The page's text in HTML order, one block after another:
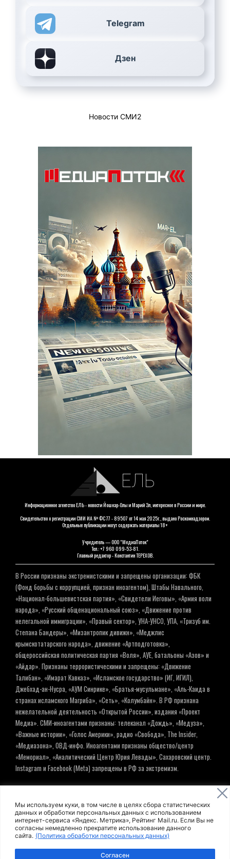
Мы используем куки, в том числе в целях сбора статистических
данных и обработки персональных данных с использованием
интернет-сервиса «Яндекс. Метрика», Рейтинг Mail.ru. Если Вы не
согласны немедленно прекратите использование данного
сайта. (Политика обработки персональных данных)
Согласен
Telegram
Дзен
Новости СМИ2
ЕЛЬ
Информационное агентство ЕЛЬ - новости Йошкар-Олы и Марий Эл, интересное в России и мире.
Свидетельство о регистрации СМИ ИА № ФС 77 - 89507 от 14 мая 2025г., выдано Роскомнадзором.
Отдельные публикации могут содержать материалы 18+
Учредитель — ООО "МедиаПоток"
Тел.: +7 960 099-53-81.
Главный редактор - Константин ТЕРЕХОВ.
В России признаны экстремистскими и запрещены организации: ФБК
(Фонд борьбы с коррупцией, признан иноагентом), Штабы Навального,
«Национал-большевистская партия», «Свидетели Иеговы», «Армия воли
народа», «Русский общенациональный союз», «Движение против
нелегальной иммиграции», «Правый сектор», УНА-УНСО, УПА, «Тризуб им.
Степана Бандеры», «Мизантропик дивижн», «Меджлис
крымскотатарского народа», движение «Артподготовка»,
общероссийская политическая партия «Воля», АУЕ, батальоны «Азов» и
«Айдар». Признаны террористическими и запрещены: «Движение
Талибан», «Имарат Кавказ», «Исламское государство» (ИГ, ИГИЛ),
Джебхад-ан-Нусра, «АУМ Синрике», «Братья-мусульмане», «Аль-Каида в
странах исламского Магриба», «Сеть», «Колумбайн». В РФ признана
нежелательной деятельность «Открытой России», издания «Проект
Медиа». СМИ-иноагентами признаны: телеканал «Дождь», «Медуза»,
«Важные истории», «Голос Америки», радио «Свобода», The Insider,
«Медиазона», ОВД-инфо. Иноагентами признаны общество/центр
«Мемориал», «Аналитический Центр Юрия Левады», Сахаровский центр.
Instagram и Facebook (Metа) запрещены в РФ за экстремизм.
© ИНФОРМАЦИОННОЕ АГЕНТСТВО ЕЛЬ
Политика обработки персональных данных
Пользовательское соглашение